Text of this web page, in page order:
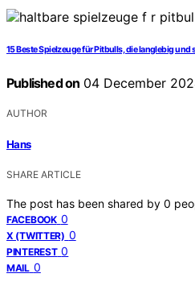
15 Beste Spielzeuge für Pitbulls, die langlebig
Published on 04 December
AUTHOR
Hans
SHARE ARTICLE
The post has been shared by 0
FACEBOOK 0
X (TWITTER) 0
PINTEREST 0
MAIL 0